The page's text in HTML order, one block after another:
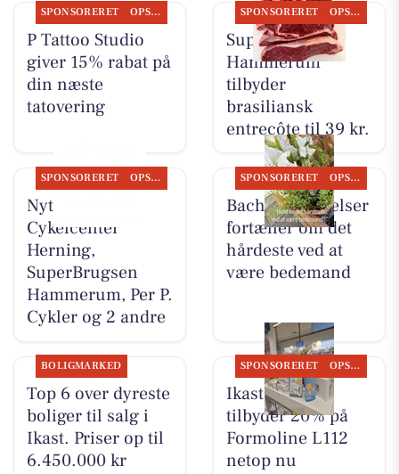
SPONSORERET OPSLAGSTAVLEN
P Tattoo Studio
giver 15% rabat på
din næste
tatovering
SPONSORERET OPSLAGSTAVLEN
SuperBrugsen
Hammerum
tilbyder
brasiliansk
entrecôte til 39 kr.
SPONSORERET OPSLAGSTAVLEN
Nyt fra
Cykelcenter
Herning,
SuperBrugsen
Hammerum, Per P.
Cykler og 2 andre
SPONSORERET OPSLAGSTAVLEN
Bachs Begravelser
fortæller om det
hårdeste ved at
være bedemand
BOLIGMARKED
Top 6 over dyreste
boliger til salg i
Ikast. Priser op til
6.450.000 kr
SPONSORERET OPSLAGSTAVLEN
Ikast Apotek
tilbyder 20% på
Formoline L112
netop nu